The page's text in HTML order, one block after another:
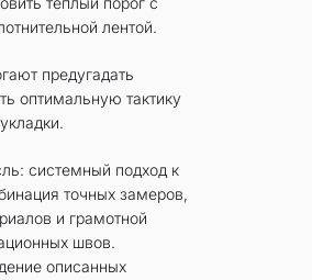
лентой.
предугадать
оптимальную тактику
системный подход к
точных замеров,
и грамотной
швов.
описанных